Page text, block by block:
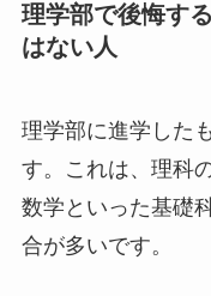
理学部で後悔す
はない人
理学部に進学した
す。これは、理科
数学といった基礎
合が多いです。